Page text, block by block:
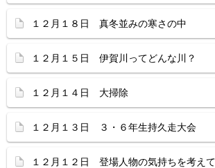
１２月１８日 真冬並みの寒さの中
１２月１５日 伊賀川ってどんな川？
１２月１４日 大掃除
１２月１３日 ３・６年生持久走大会
１２月１２日 登場人物の気持ちを考え